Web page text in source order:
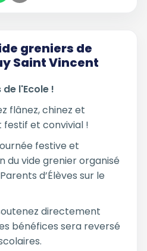
greniers de
Saint Vincent
l'Ecole !
flânez, chinez et
et convivial !
festive et
du vide grenier organisé
d’Élèves sur le
directement
bénéfices sera reversé